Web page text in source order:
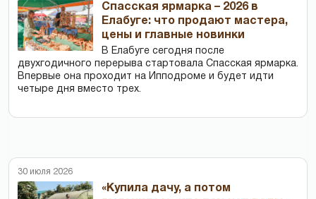
Спасская ярмарка – 2026 в
Елабуге: что продают мастера,
цены и главные новинки
В Елабуге сегодня после
двухгодичного перерыва стартовала Спасская ярмарка.
Впервые она проходит на Ипподроме и будет идти
четыре дня вместо трех.
30 июля 2026
«Купила дачу, а потом